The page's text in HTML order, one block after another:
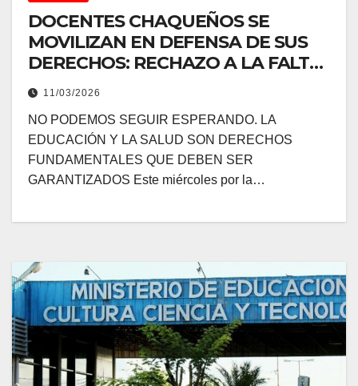
DOCENTES CHAQUEÑOS SE
MOVILIZAN EN DEFENSA DE SUS
DERECHOS: RECHAZO A LA FALTA
DE ACTUALIZACIÓN SALARIAL Y
MEJORA EN LA OBRA SOCIAL
11/03/2026
NO PODEMOS SEGUIR ESPERANDO. LA
EDUCACIÓN Y LA SALUD SON DERECHOS
FUNDAMENTALES QUE DEBEN SER
GARANTIZADOS Este miércoles por la…